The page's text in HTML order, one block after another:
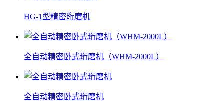
HG-1型精密珩磨机
全自动精密卧式珩磨机（WHM-2000L）
全自动精密卧式珩磨机